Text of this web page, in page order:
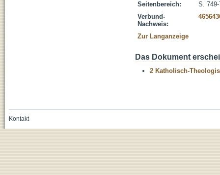
Seitenbereich:
S.
Verbund-
Nachweis:
Zur Langanzeige
Das Dokument
2 Katholisch-
Kontakt